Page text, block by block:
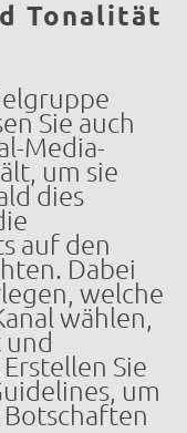
Tonalität
Sie auch
Media-
um sie
dies
auf den
Dabei
welche
wählen,
und
Sie
um
Botschaften